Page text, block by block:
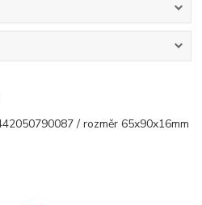
/ rozměr 65x90x16mm